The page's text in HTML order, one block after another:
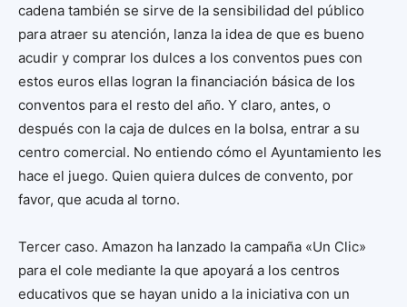
cadena también se sirve de la sensibilidad del público
para atraer su atención, lanza la idea de que es bueno
acudir y comprar los dulces a los conventos pues con
estos euros ellas logran la financiación básica de los
conventos para el resto del año. Y claro, antes, o
después con la caja de dulces en la bolsa, entrar a su
centro comercial. No entiendo cómo el Ayuntamiento les
hace el juego. Quien quiera dulces de convento, por
favor, que acuda al torno.
Tercer caso. Amazon ha lanzado la campaña «Un Clic»
para el cole mediante la que apoyará a los centros
educativos que se hayan unido a la iniciativa con un